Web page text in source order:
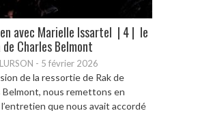
avec Marielle Issartel | 4 | le
de Charles Belmont
- 5 février 2026
de la ressortie de Rak de
Belmont, nous remettons en
que nous avait accordé